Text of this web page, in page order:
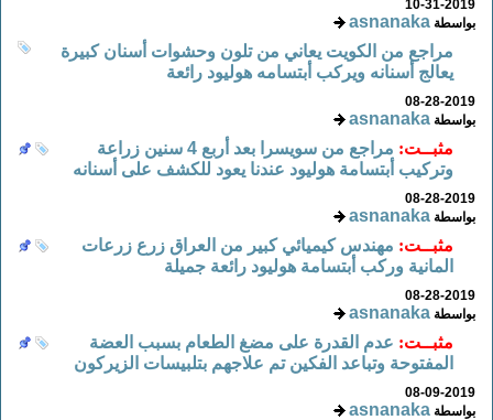
10-31-2019
بواسطةasnanaka
مراجع من الكويت يعاني من تلون وحشوات أسنان كبيرة
يعالج أسنانه ويركب أبتسامه هوليود رائعة
08-28-2019
بواسطةasnanaka
مثبــت:
مراجع من سويسرا بعد أربع 4 سنين زراعة
وتركيب أبتسامة هوليود عندنا يعود للكشف على أسنانه
08-28-2019
بواسطةasnanaka
مثبــت:
مهندس كيميائي كبير من العراق زرع زرعات
المانية وركب أبتسامة هوليود رائعة جميلة
08-28-2019
بواسطةasnanaka
مثبــت:
عدم القدرة على مضغ الطعام بسبب العضة
المفتوحة وتباعد الفكين تم علاجهم بتلبيسات الزيركون
08-09-2019
بواسطةasnanaka